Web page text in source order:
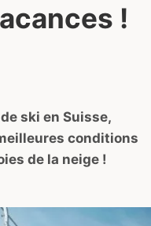
!
ski en Suisse,
conditions
de la neige !